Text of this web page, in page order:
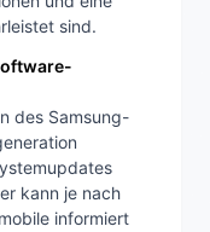
sind.
des Samsung-
kann je nach
informiert